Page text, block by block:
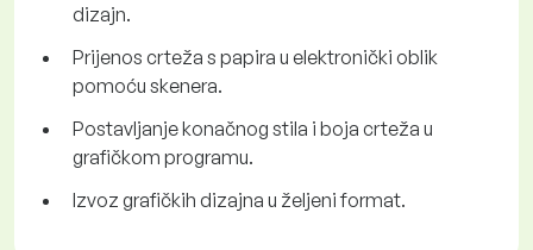
dizajn.
Prijenos crteža s papira u elektronički oblik
pomoću skenera.
Postavljanje konačnog stila i boja crteža u
grafičkom programu.
Izvoz grafičkih dizajna u željeni format.